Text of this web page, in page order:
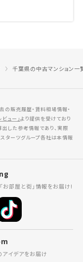
千葉県の中古マンション一
の販売履歴・賃料相場情報・
ビュー」より提供を受けており
した参考情報であり、実際
ターツグループ各社は本情報
お部屋と街」情報をお届け!
アイデアをお届け